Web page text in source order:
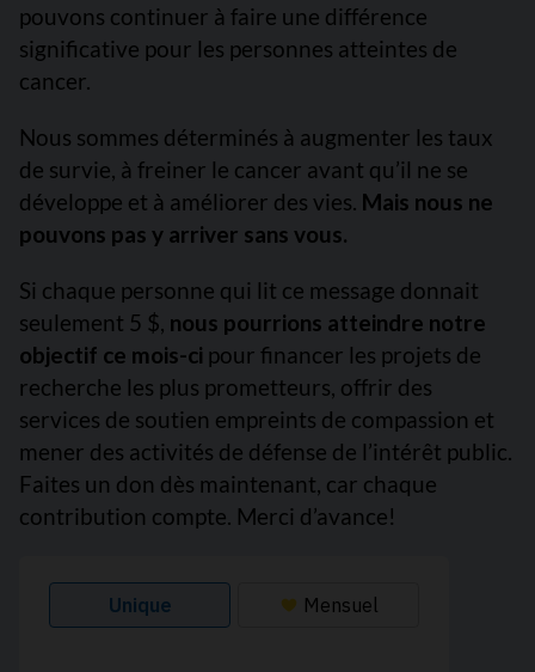
pouvons continuer à faire une différence
significative pour les personnes atteintes de
cancer.
Nous sommes déterminés à augmenter les taux
de survie, à freiner le cancer avant qu’il ne se
développe et à améliorer des vies. Mais nous ne
pouvons pas y arriver sans vous.
Si chaque personne qui lit ce message donnait
seulement 5 $, nous pourrions atteindre notre
objectif ce mois-ci pour financer les projets de
recherche les plus prometteurs, offrir des
services de soutien empreints de compassion et
mener des activités de défense de l’intérêt public.
Faites un don dès maintenant, car chaque
contribution compte. Merci d’avance!